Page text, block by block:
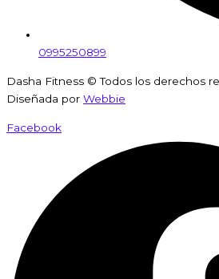
0995250899
Dasha Fitness © Todos los derechos
Diseñada por Webbie
Facebook